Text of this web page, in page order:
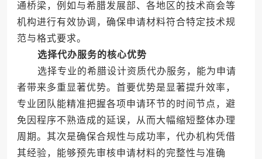
通桥梁，例如与希腊发展部、各地区的技术商会等
机构进行有效协调，确保申请材料符合特定技术规
范与格式要求。
选择代办服务的核心优势
选择专业的希腊设计资质代办服务，能为申请
者带来多重显著优势。首要优势是显著提升效率，
专业团队能精准把握各项申请环节的时间节点，避
免因程序不熟造成的延误，从而大幅缩短整体办理
周期。其次是确保合规性与成功率，代办机构凭借
其经验，能够预先审核申请材料的完整性与准确